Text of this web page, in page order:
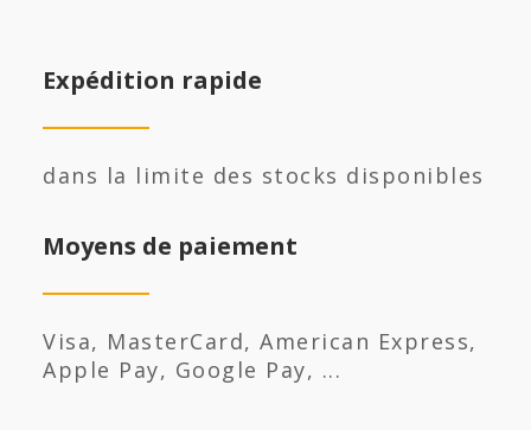
Expédition rapide
dans la limite des stocks disponibles
Moyens de paiement
Visa, MasterCard, American Express,
Apple Pay, Google Pay, ...